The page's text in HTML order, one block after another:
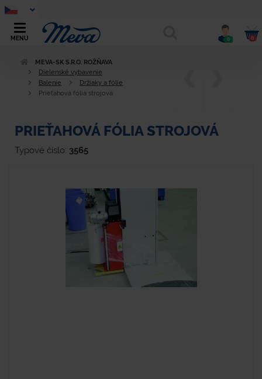
MENU 0 0
MEVA-SK S.R.O. ROŽŇAVA
Dielenské vybavenie
Balenie
Držiaky a fólie
Prieťahová fólia strojová
PRIEŤAHOVÁ FÓLIA STROJOVÁ
Typové číslo: 3565